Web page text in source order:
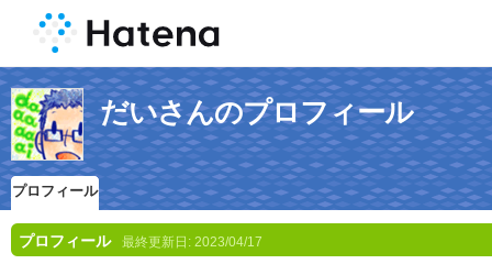
だいさんのプロフィール
プロフィール
プロフィール 最終更新日: 2023/04/17